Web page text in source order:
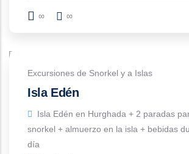
∞ ∞
Excursiones de Snorkel y a Islas
Isla Edén
Isla Edén en Hurghada + 2 paradas
snorkel + almuerzo en la isla + bebidas
día